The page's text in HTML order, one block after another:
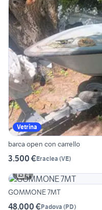
Vetrina
barca open con carrello
3.500 €Eraclea (VE)
4
GOMMONE 7MT
48.000 €Padova (PD)